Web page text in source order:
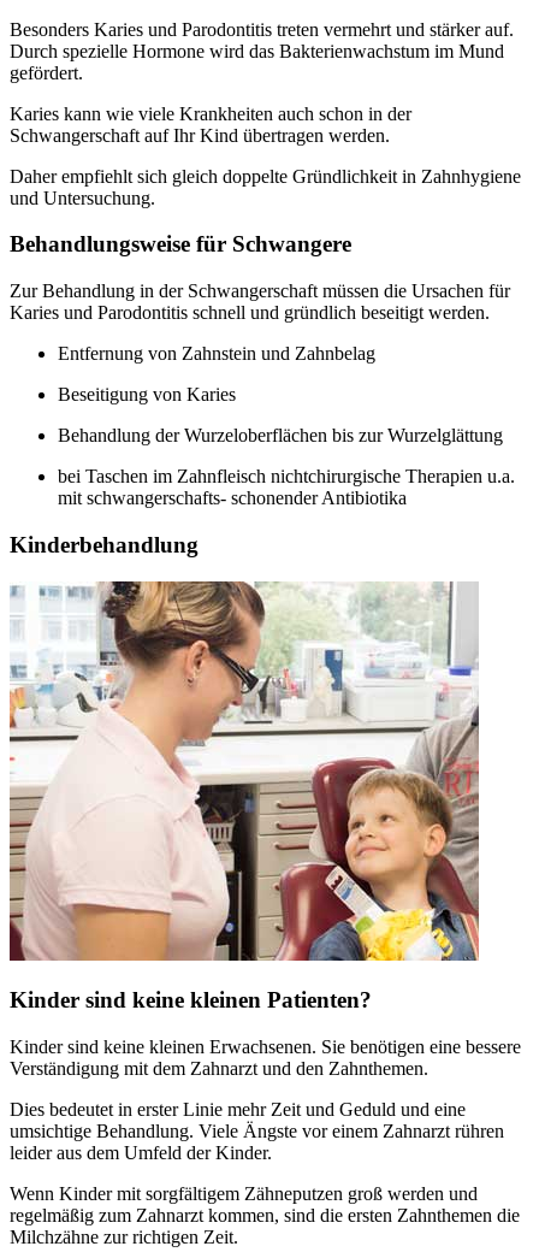
Besonders Karies und Parodontitis treten vermehrt und stärker auf.
Durch spezielle Hormone wird das Bakterienwachstum im Mund
gefördert.
Karies kann wie viele Krankheiten auch schon in der
Schwangerschaft auf Ihr Kind übertragen werden.
Daher empfiehlt sich gleich doppelte Gründlichkeit in Zahnhygiene
und Untersuchung.
Behandlungsweise für Schwangere
Zur Behandlung in der Schwangerschaft müssen die Ursachen für
Karies und Parodontitis schnell und gründlich beseitigt werden.
Entfernung von Zahnstein und Zahnbelag
Beseitigung von Karies
Behandlung der Wurzeloberflächen bis zur Wurzelglättung
bei Taschen im Zahnfleisch nichtchirurgische Therapien u.a.
mit schwangerschafts- schonender Antibiotika
Kinderbehandlung
Kinder sind keine kleinen Patienten?
Kinder sind keine kleinen Erwachsenen. Sie benötigen eine bessere
Verständigung mit dem Zahnarzt und den Zahnthemen.
Dies bedeutet in erster Linie mehr Zeit und Geduld und eine
umsichtige Behandlung. Viele Ängste vor einem Zahnarzt rühren
leider aus dem Umfeld der Kinder.
Wenn Kinder mit sorgfältigem Zähneputzen groß werden und
regelmäßig zum Zahnarzt kommen, sind die ersten Zahnthemen die
Milchzähne zur richtigen Zeit.